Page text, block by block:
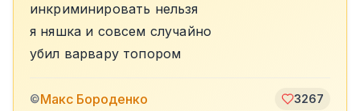
инкриминировать нельзя
я няшка и совсем случайно
убил варвару топором
©Макс Бороденко 3267